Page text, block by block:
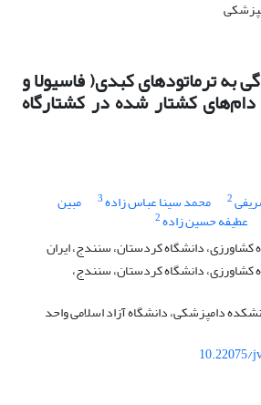
به ترماتودهای کبدی( فاسیولا و
کشتار شده در کشتارگاه
2 محمد سینا عباس زاده3 مبین
عطیفه حسین زاده2
کشاورزی، دانشگاه کردستان، سنندج، ایران
کشاورزی، دانشگاه کردستان، سنندج،
دامپزشکی، دانشگاه آزاد اسلامی واحد
10.22075/